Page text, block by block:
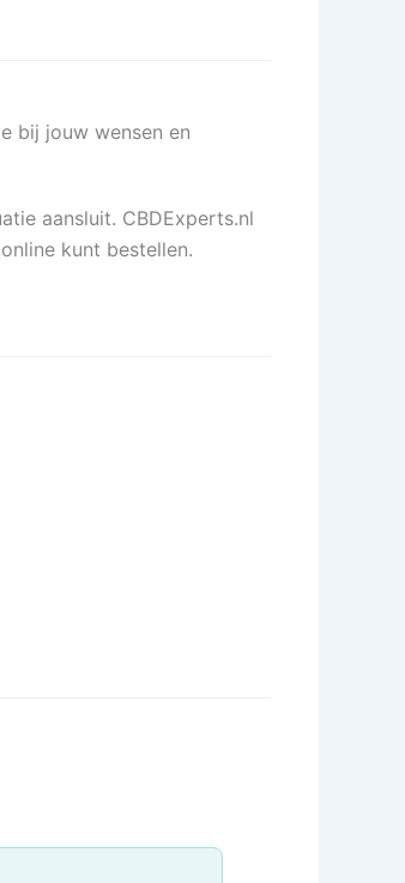
bij jouw wensen en
aansluit. CBDExperts.nl
kunt bestellen.